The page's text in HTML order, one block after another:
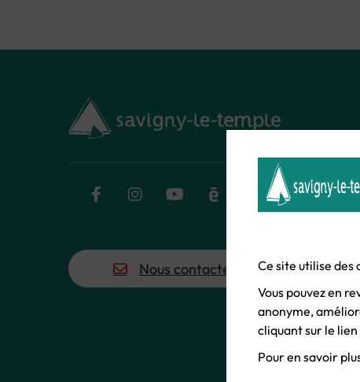
FacebookInstagramYouTubeCalaméoFlux RSS
Nous contacter
Ce site utilise des
Vous pouvez en
anonyme,
cliquant sur le lien
Pour en savoir